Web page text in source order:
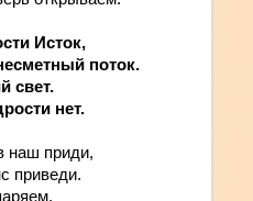
Исток,
поток.
свет.
нет.
наш приди,
приведи.